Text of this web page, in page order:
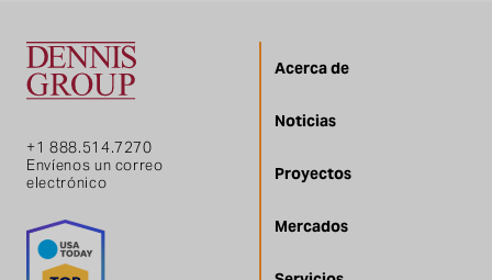
+1 888.514.7270
Envíenos un correo
electrónico
Acerca de
Noticias
Proyectos
Mercados